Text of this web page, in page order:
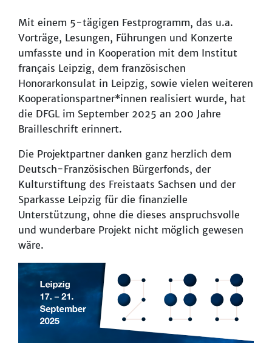
Mit einem 5-tägigen Festprogramm, das u.a.
Vorträge, Lesungen, Führungen und Konzerte
umfasste und in Kooperation mit dem Institut
français Leipzig, dem französischen
Honorarkonsulat in Leipzig, sowie vielen weiteren
Kooperationspartner*innen realisiert wurde, hat
die DFGL im September 2025 an 200 Jahre
Brailleschrift erinnert.
Die Projektpartner danken ganz herzlich dem
Deutsch-Französischen Bürgerfonds, der
Kulturstiftung des Freistaats Sachsen und der
Sparkasse Leipzig für die finanzielle
Unterstützung, ohne die dieses anspruchsvolle
und wunderbare Projekt nicht möglich gewesen
wäre.